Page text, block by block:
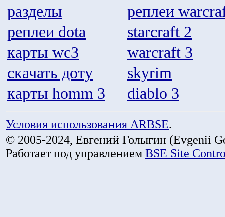
разделы
реплеи
реплеи dota
starcraft 2
карты wc3
warcraft 3
скачать доту
skyrim
карты homm 3
diablo 3
Условия использования ARBSE.
© 2005-2024, Евгений Голыгин (Evgenii
Работает под управлением BSE Site